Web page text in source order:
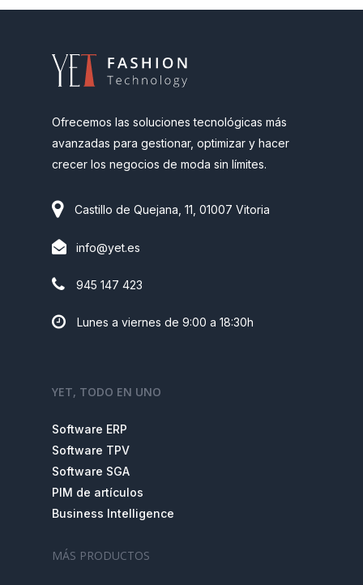
calidad de los materiales o servicios necesarios
compra formal al proveedor elegido.
Recepción de mercancías
Verificación y pago: Se revisan las
facturas y se procede al pago al
proveedor.
Ofrecemos las soluciones tecnológicas más
avanzadas para gestionar, optimizar y hacer
crecer los negocios de moda sin límites.
Castillo de Quejana, 11, 01007 Vitoria
info@yet.es
945 147 423
Lunes a viernes de 9:00 a 18:30h
YET, TODO EN UNO
Software ERP
Software TPV
Software SGA
PIM de artículos
Business Intelligence
MÁS PRODUCTOS